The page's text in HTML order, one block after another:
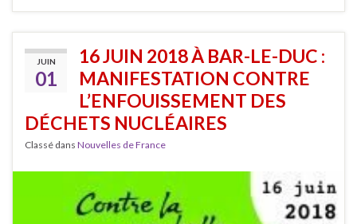
JUIN
01
16 JUIN 2018 À BAR-LE-DUC :
MANIFESTATION CONTRE
L’ENFOUISSEMENT DES
DÉCHETS NUCLÉAIRES
Classé dans Nouvelles de France